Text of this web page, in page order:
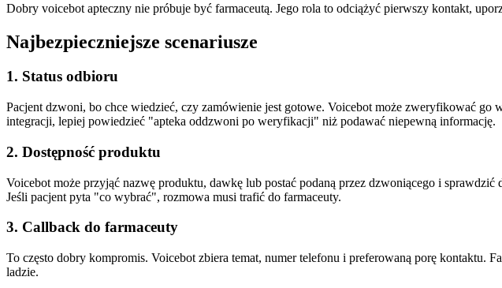
Dobry voicebot apteczny nie próbuje być farmaceutą. Jego rola to odciążyć pierwszy kontakt,
Najbezpieczniejsze scenariusze
1. Status odbioru
Pacjent dzwoni, bo chce wiedzieć, czy zamówienie jest gotowe. Voicebot może zweryfikować go
integracji, lepiej powiedzieć "apteka oddzwoni po weryfikacji" niż podawać niepewną informację.
2. Dostępność produktu
Voicebot może przyjąć nazwę produktu, dawkę lub postać podaną przez dzwoniącego i
Jeśli pacjent pyta "co wybrać", rozmowa musi trafić do farmaceuty.
3. Callback do farmaceuty
To często dobry kompromis. Voicebot zbiera temat, numer telefonu i preferowaną porę kontaktu.
ladzie.